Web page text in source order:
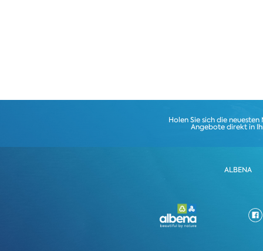
Holen Sie sich die
Angebote direkt in
ALBENA